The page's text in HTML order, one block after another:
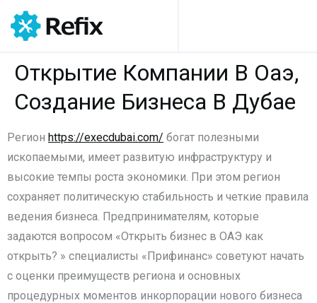
Открытие Компании В Оаэ,
Создание Бизнеса В Дубае
Регион https://execdubai.com/ богат полезными
ископаемыми, имеет развитую инфраструктуру и
высокие темпы роста экономики. При этом регион
сохраняет политическую стабильность и четкие правила
ведения бизнеса. Предпринимателям, которые
задаются вопросом «Открыть бизнес в ОАЭ как
открыть? » специалисты «Прифинанс» советуют начать
с оценки преимуществ региона и основных
процедурных моментов инкорпорации нового бизнеса